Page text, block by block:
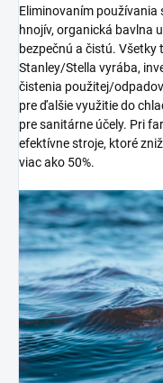
Eliminovaním používania
hnojív, organická bavlna
bezpečnú a čistú. Všetky
Stanley/Stella vyrába,
čistenia použitej/
pre ďalšie využitie do
pre sanitárne účely. Pri
efektívne stroje, ktoré
viac ako 50%.